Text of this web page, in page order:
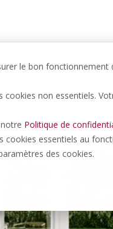
le bon
cookies non essentiels.
Politique de
cookies essentiels au
des cookies.
CHF
la